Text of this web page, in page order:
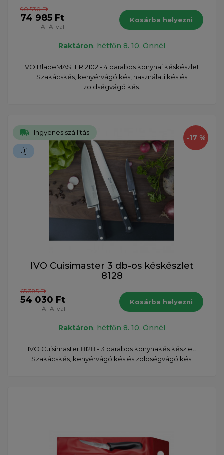
90 530 Ft
74 985 Ft
ÁFÁ-val
Kosárba helyezni
Raktáron, hétfőn 8. 10. Önnél
IVO BladeMASTER 2102 - 4 darabos konyhai késkészlet.
Szakácskés, kenyérvágó kés, használati kés és
zöldségvágó kés.
-17 %
Ingyenes szállítás
Új
IVO Cuisimaster 3 db-os késkészlet
8128
65 385 Ft
54 030 Ft
ÁFÁ-val
Kosárba helyezni
Raktáron, hétfőn 8. 10. Önnél
IVO Cuisimaster 8128 - 3 darabos konyhakés készlet.
Szakácskés, kenyérvágó kés és zöldségvágó kés.